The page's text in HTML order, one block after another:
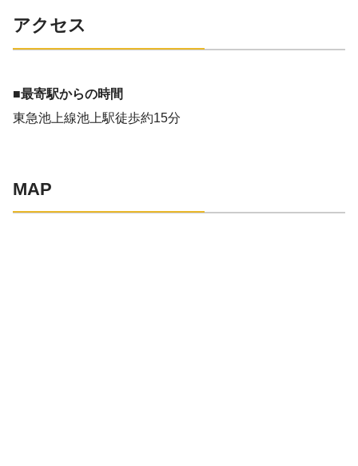
アクセス
■最寄駅からの時間
東急池上線池上駅徒歩約15分
MAP